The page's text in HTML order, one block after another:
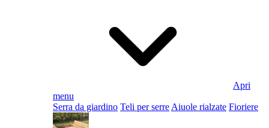
Apri
menu
Serra da giardino Teli per serre Aiuole rialzate Fioriere